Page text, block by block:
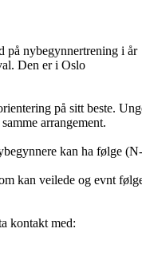
på nybegynnertrening i år
Den er i Oslo
på sitt beste.
arrangement.
kan ha følge (N-
kan veilede og evnt
kontakt med: